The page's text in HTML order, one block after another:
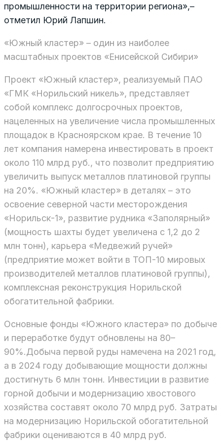
промышленности на территории региона»,–
отметил Юрий Лапшин.
«Южный кластер» – один из наиболее
масштабных проектов «Енисейской Сибири»
Проект «Южный кластер», реализуемый ПАО
«ГМК «Норильский никель», представляет
собой комплекс долгосрочных проектов,
нацеленных на увеличение числа промышленных
площадок в Красноярском крае. В течение 10
лет компания намерена инвестировать в проект
около 110 млрд руб., что позволит предприятию
увеличить выпуск металлов платиновой группы
на 20%. «Южный кластер» в деталях – это
освоение северной части месторождения
«Норильск-1», развитие рудника «Заполярный»
(мощность шахты будет увеличена с 1,2 до 2
млн тонн), карьера «Медвежий ручей»
(предприятие может войти в ТОП-10 мировых
производителей металлов платиновой группы),
комплексная реконструкция Норильской
обогатительной фабрики.
Основные фонды «Южного кластера» по добыче
и переработке будут обновлены на 80–
90%.Добыча первой руды намечена на 2021 год,
а в 2024 году добывающие мощности должны
достигнуть 6 млн тонн. Инвестиции в развитие
горной добычи и модернизацию хвостового
хозяйства составят около 70 млрд руб. Затраты
на модернизацию Норильской обогатительной
фабрики оцениваются в 40 млрд руб.